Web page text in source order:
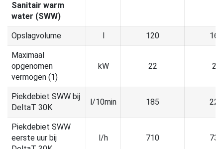
Sanitair warm
water (SWW)
Opslagvolume l 120 160
Maximaal
opgenomen
vermogen (1)
kW 22 22
Piekdebiet SWW bij
DeltaT 30K
l/10min 185 220
Piekdebiet SWW
eerste uur bij
l/h 710 735